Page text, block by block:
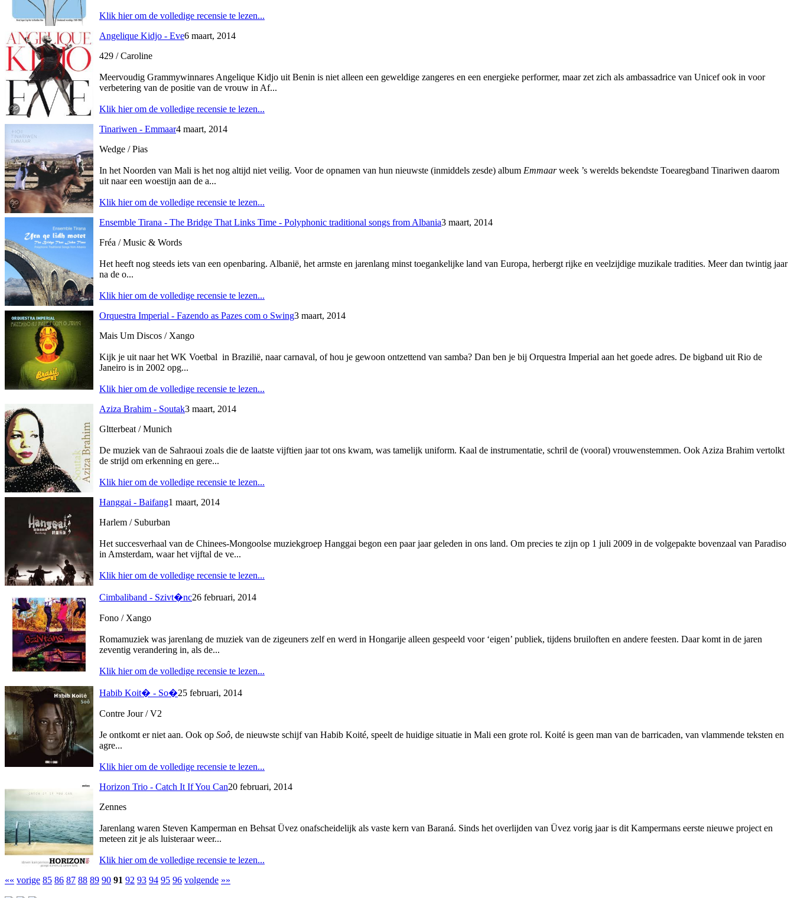
Klik hier om de volledige recensie te lezen...
Angelique Kidjo - Eve6 maart, 2014
429 / Caroline
Meervoudig Grammywinnares Angelique Kidjo uit Benin is niet alleen een geweldige zangeres en een energieke performer, maar zet zich als ambassadrice van Unicef ook in voor
verbetering van de positie van de vrouw in Af...
Klik hier om de volledige recensie te lezen...
Tinariwen - Emmaar4 maart, 2014
Wedge / Pias
In het Noorden van Mali is het nog altijd niet veilig. Voor de opnamen van hun nieuwste (inmiddels zesde) album Emmaarweek ’s werelds bekendste Toearegband Tinariwen daarom
uit naar een woestijn aan de a...
Klik hier om de volledige recensie te lezen...
Ensemble Tirana - The Bridge That Links Time - Polyphonic traditional songs from Albania3 maart, 2014
Fréa / Music & Words
Het heeft nog steeds iets van een openbaring. Albanië, het armste en jarenlang minst toegankelijke land van Europa, herbergt rijke en veelzijdige muzikale tradities. Meer dan twintig jaar
na de o...
Klik hier om de volledige recensie te lezen...
Orquestra Imperial - Fazendo as Pazes com o Swing3 maart, 2014
Mais Um Discos / Xango
Kijk je uit naar het WK Voetbal in Brazilië, naar carnaval, of hou je gewoon ontzettend van samba? Dan ben je bij Orquestra Imperial aan het goede adres. De bigband uit Rio de
Janeiro is in 2002 opg...
Klik hier om de volledige recensie te lezen...
Aziza Brahim - Soutak3 maart, 2014
Gltterbeat / Munich
De muziek van de Sahraoui zoals die de laatste vijftien jaar tot ons kwam, was tamelijk uniform. Kaal de instrumentatie, schril de (vooral) vrouwenstemmen. Ook Aziza Brahim vertolkt
de strijd om erkenning en gere...
Klik hier om de volledige recensie te lezen...
Hanggai - Baifang1 maart, 2014
Harlem / Suburban
Het succesverhaal van de Chinees-Mongoolse muziekgroep Hanggai begon een paar jaar geleden in ons land. Om precies te zijn op 1 juli 2009 in de volgepakte bovenzaal van Paradiso
in Amsterdam, waar het vijftal de ve...
Klik hier om de volledige recensie te lezen...
Cimbaliband - Szivt�nc26 februari, 2014
Fono / Xango
Romamuziek was jarenlang de muziek van de zigeuners zelf en werd in Hongarije alleen gespeeld voor ‘eigen’ publiek, tijdens bruiloften en andere feesten. Daar komt in de jaren
zeventig verandering in, als de...
Klik hier om de volledige recensie te lezen...
Habib Koit� - So�25 februari, 2014
Contre Jour / V2
Je ontkomt er niet aan. Ook op Soô, de nieuwste schijf van Habib Koité, speelt de huidige situatie in Mali een grote rol. Koité is geen man van de barricaden, van vlammende teksten en
agre...
Klik hier om de volledige recensie te lezen...
Horizon Trio - Catch It If You Can20 februari, 2014
Zennes
Jarenlang waren Steven Kamperman en Behsat Üvez onafscheidelijk als vaste kern van Baraná. Sinds het overlijden van Üvez vorig jaar is dit Kampermans eerste nieuwe project en
meteen zit je als luisteraar weer...
Klik hier om de volledige recensie te lezen...
«« vorige 85 86 87 88 89 90 91 92 93 94 95 96 volgende »»